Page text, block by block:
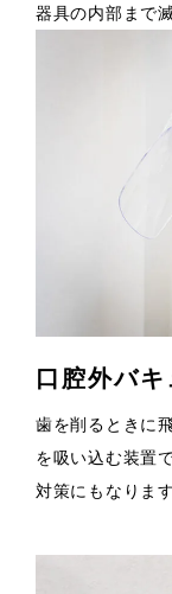
器具の内部まで
口腔外バキ
歯を削るときに
を吸い込む装置
対策にもなります